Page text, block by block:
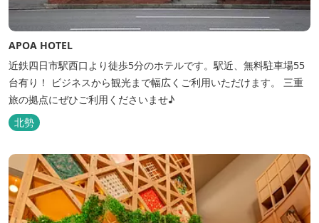
APOA HOTEL
近鉄四日市駅西口より徒歩5分のホテルです。駅近、無料駐車場55
台有り！ ビジネスから観光まで幅広くご利用いただけます。 三重
旅の拠点にぜひご利用くださいませ♪
北勢